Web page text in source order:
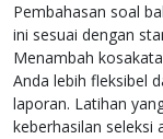
Pembahasan soal
ini sesuai dengan
Menambah
Anda lebih fleksibel
laporan. Latihan
keberhasilan seleksi